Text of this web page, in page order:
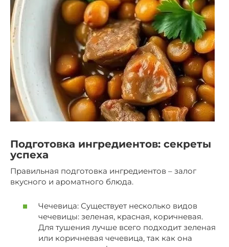
Подготовка ингредиентов: секреты
успеха
Правильная подготовка ингредиентов – залог
вкусного и ароматного блюда.
Чечевица: Существует несколько видов
чечевицы: зеленая, красная, коричневая.
Для тушения лучше всего подходит зеленая
или коричневая чечевица, так как она